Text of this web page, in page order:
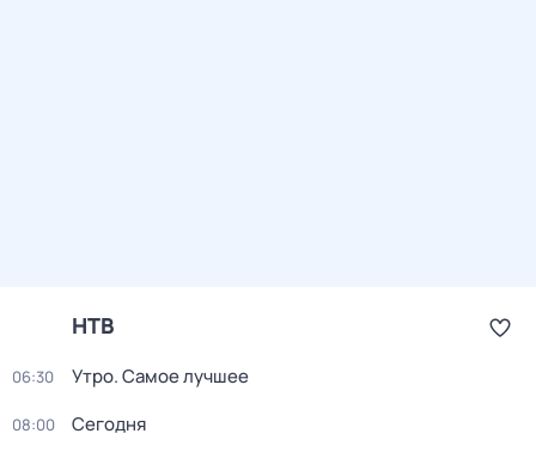
НТВ
06:30 Утро. Самое лучшее
08:00 Сегодня